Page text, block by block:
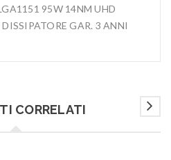
95W 14NM UHD
GAR. 3 ANNI
CORRELATI